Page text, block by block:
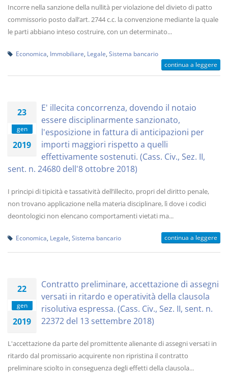
Incorre nella sanzione della nullità per violazione del divieto di patto
commissorio posto dall’art. 2744 c.c. la convenzione mediante la quale
le parti abbiano inteso costruire, con un determinato...
Economica Immobiliare Legale Sistema bancario
continua a leggere
23
gen
2019
E' illecita concorrenza, dovendo il notaio
essere disciplinarmente sanzionato,
l'esposizione in fattura di anticipazioni per
importi maggiori rispetto a quelli
effettivamente sostenuti. (Cass. Civ., Sez. II,
sent. n. 24680 dell'8 ottobre 2018)
I principi di tipicità e tassatività dell’illecito, propri del diritto penale,
non trovano applicazione nella materia disciplinare, lì dove i codici
deontologici non elencano comportamenti vietati ma...
Economica Legale Sistema bancario continua a leggere
22
gen
2019
Contratto preliminare, accettazione di assegni
versati in ritardo e operatività della clausola
risolutiva espressa. (Cass. Civ., Sez. II, sent. n.
22372 del 13 settembre 2018)
L'accettazione da parte del promittente alienante di assegni versati in
ritardo dal promissario acquirente non ripristina il contratto
preliminare sciolto in conseguenza degli effetti della clausola...